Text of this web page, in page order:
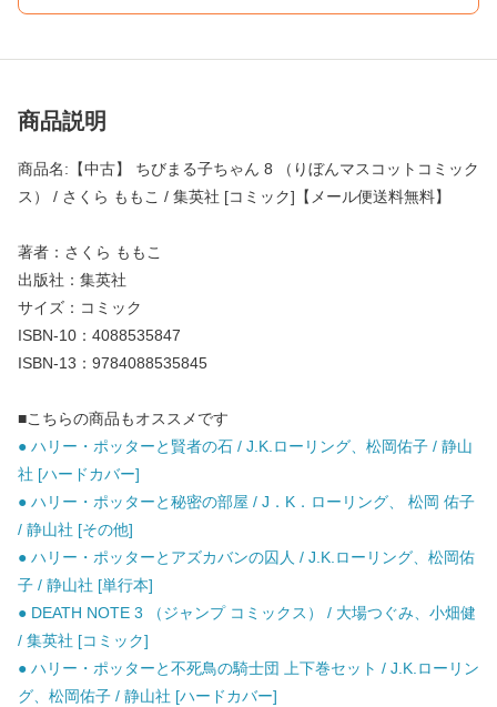
商品説明
商品名:【中古】 ちびまる子ちゃん 8 （りぼんマスコットコミック
ス） / さくら ももこ / 集英社 [コミック]【メール便送料無料】
著者：さくら ももこ
出版社：集英社
サイズ：コミック
ISBN-10：4088535847
ISBN-13：9784088535845
■こちらの商品もオススメです
● ハリー・ポッターと賢者の石 / J.K.ローリング、松岡佑子 / 静山
社 [ハードカバー]
● ハリー・ポッターと秘密の部屋 / J．K．ローリング、 松岡 佑子
/ 静山社 [その他]
● ハリー・ポッターとアズカバンの囚人 / J.K.ローリング、松岡佑
子 / 静山社 [単行本]
● DEATH NOTE 3 （ジャンプ コミックス） / 大場つぐみ、小畑健
/ 集英社 [コミック]
● ハリー・ポッターと不死鳥の騎士団 上下巻セット / J.K.ローリン
グ、松岡佑子 / 静山社 [ハードカバー]